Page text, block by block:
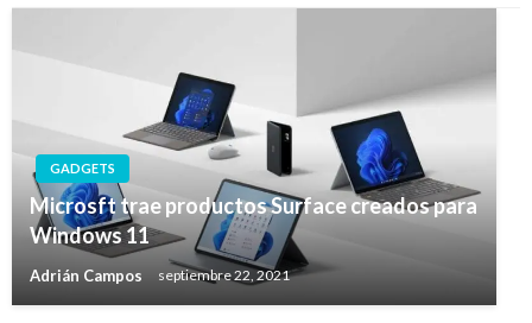
GADGETS
Microsft trae productos Surface creados para
Windows 11
Adrián Campos septiembre 22, 2021